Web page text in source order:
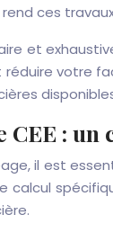
ces
et
votre
:
il est